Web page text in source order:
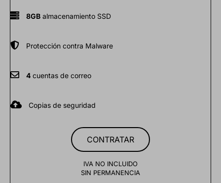
8GB almacenamiento SSD
Protección contra Malware
4 cuentas de correo
Copias de seguridad
CONTRATAR
IVA NO INCLUIDO
SIN PERMANENCIA